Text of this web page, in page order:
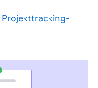
Projekttracking-